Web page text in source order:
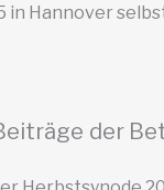
Hannover
der